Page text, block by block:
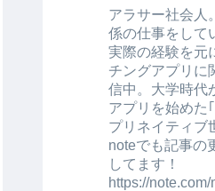
アラサー社会人
係の仕事をして
実際の経験を元
チングアプリに
信中。大学時代
アプリを始めた
プリネイティブ
noteでも記事の
してます！
https://